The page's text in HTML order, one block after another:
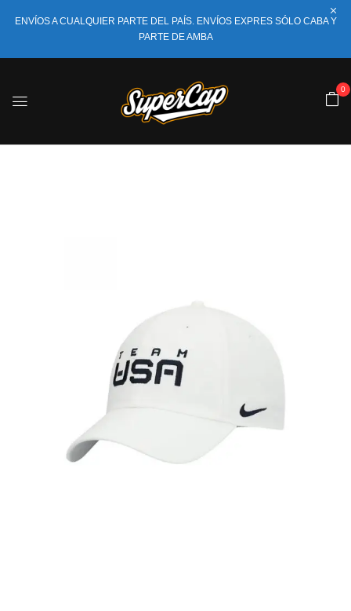
ENVÍOS A CUALQUIER PARTE DEL PAÍS. ENVÍOS EXPRES SÓLO CABA Y
PARTE DE AMBA
0